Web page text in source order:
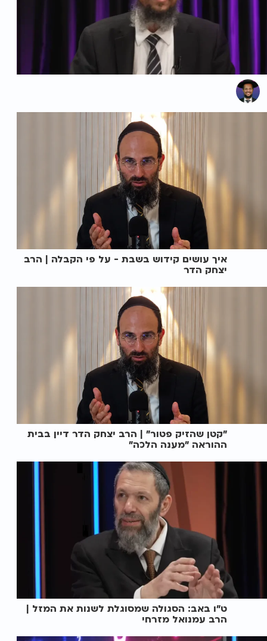
איך עושים קידוש בשבת - על פי הקבלה | הרב
יצחק הדר
"קטן שהזיק פטור" | הרב יצחק הדר דיין בבית
ההוראה "מענה הלכה"
ט"ו באב: הסגולה שמסוגלת לשנות את המזל |
הרב עמנואל מזרחי